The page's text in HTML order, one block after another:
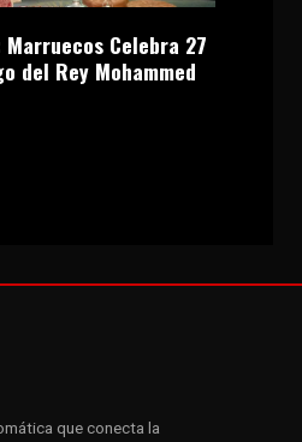
Celebra 27
del Rey Mohammed
que conecta la